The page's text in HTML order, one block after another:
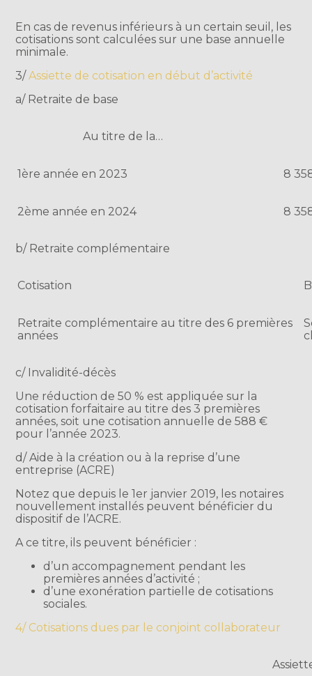
En cas de revenus inférieurs à un certain seuil, les
cotisations sont calculées sur une base annuelle
minimale.
3/Assiette de cotisation en début d’activité
a/ Retraite de base
Au titre de la…
1ère année en 2023 8
2ème année en 2024 8
b/ Retraite complémentaire
Cotisation
Retraite complémentaire au titre des 6 premières
années
c/ Invalidité-décès
Une réduction de 50 % est appliquée sur la
cotisation forfaitaire au titre des 3 premières
années, soit une cotisation annuelle de 588 €
pour l’année 2023.
d/ Aide à la création ou à la reprise d’une
entreprise (ACRE)
Notez que depuis le 1er janvier 2019, les notaires
nouvellement installés peuvent bénéficier du
dispositif de l’ACRE.
A ce titre, ils peuvent bénéficier :
d’un accompagnement pendant les
premières années d’activité ;
d’une exonération partielle de cotisations
sociales.
4/ Cotisations dues par le conjoint collaborateur